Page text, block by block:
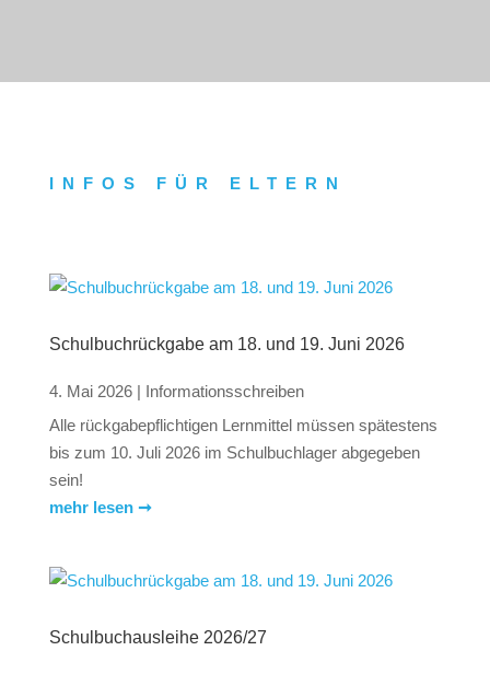
INFOS FÜR ELTERN
Schulbuch­rückgabe am 18. und 19. Juni 2026
4. Mai 2026| Informationsschreiben
Alle rückgabepflichtigen Lernmittel müssen spätestens
bis zum 10. Juli 2026 im Schulbuchlager abgegeben
sein!
mehr lesen ➞
Schulbuch­ausleihe 2026/27